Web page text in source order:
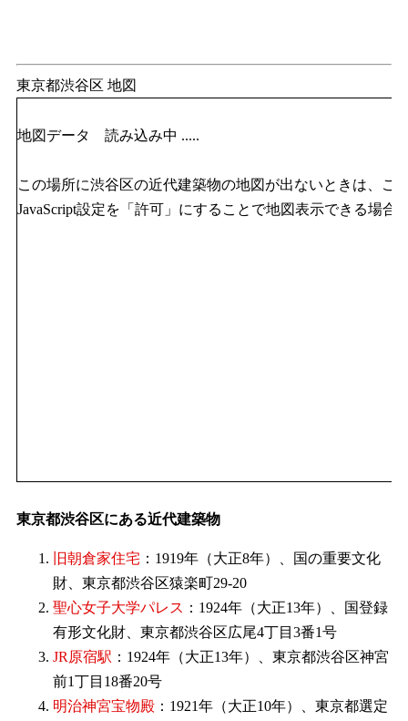
東京都渋谷区 地図
地図データ 読み込み中 .....
この場所に渋谷区の近代建築物の地図が出ないときは、ご
JavaScript設定を「許可」にすることで地図表示できる場合
東京都渋谷区にある近代建築物
旧朝倉家住宅 ：1919年（大正8年）、国の重要文化
財、東京都渋谷区猿楽町29-20
聖心女子大学パレス ：1924年（大正13年）、国登録
有形文化財、東京都渋谷区広尾4丁目3番1号
JR原宿駅 ：1924年（大正13年）、東京都渋谷区神宮
前1丁目18番20号
明治神宮宝物殿 ：1921年（大正10年）、東京都選定